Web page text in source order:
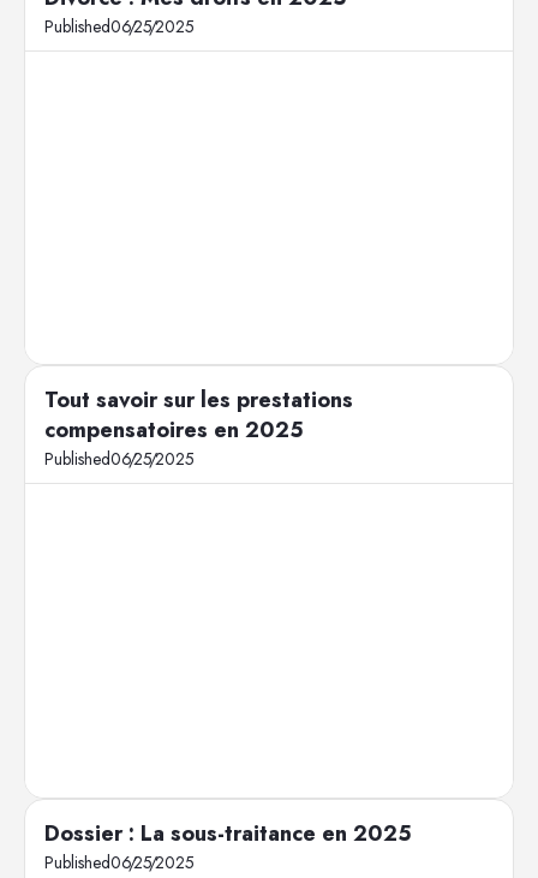
Published06/25/2025
Tout savoir sur les prestations
compensatoires en 2025
Published06/25/2025
Dossier : La sous-traitance en 2025
Published06/25/2025